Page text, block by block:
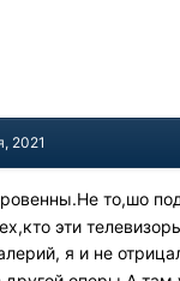
2021
то,шо
эти
я и не